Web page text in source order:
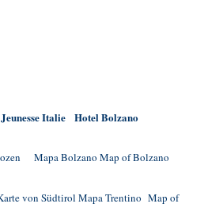
Italie Hotel Bolzano
Mapa Bolzano Map of Bolzano
von Südtirol Mapa Trentino Map of